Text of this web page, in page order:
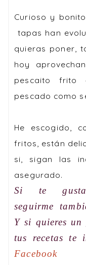
Curioso y
tapas han
quieras poner,
hoy
pescaito frito
pescado como
He escogido,
fritos, están
si, sigan las
asegurado.
Si te
seguirme
Y si quieres
tus recetas te
Facebook